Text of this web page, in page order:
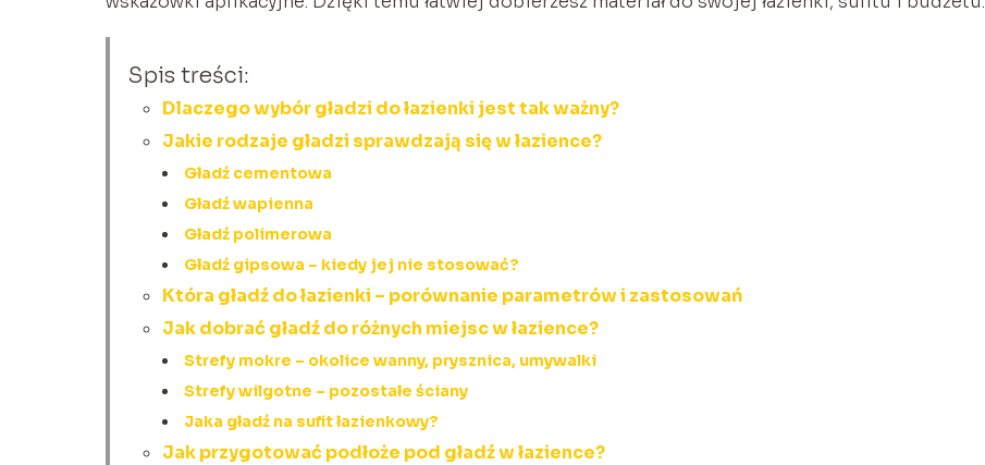
Spis treści:
Dlaczego wybór gładzi do łazienki jest tak ważny?
Jakie rodzaje gładzi sprawdzają się w łazience?
Gładź cementowa
Gładź wapienna
Gładź polimerowa
Gładź gipsowa – kiedy jej nie stosować?
Która gładź do łazienki – porównanie parametrów i zastosowań
Jak dobrać gładź do różnych miejsc w łazience?
Strefy mokre – okolice wanny, prysznica, umywalki
Strefy wilgotne – pozostałe ściany
Jaka gładź na sufit łazienkowy?
Jak przygotować podłoże pod gładź w łazience?